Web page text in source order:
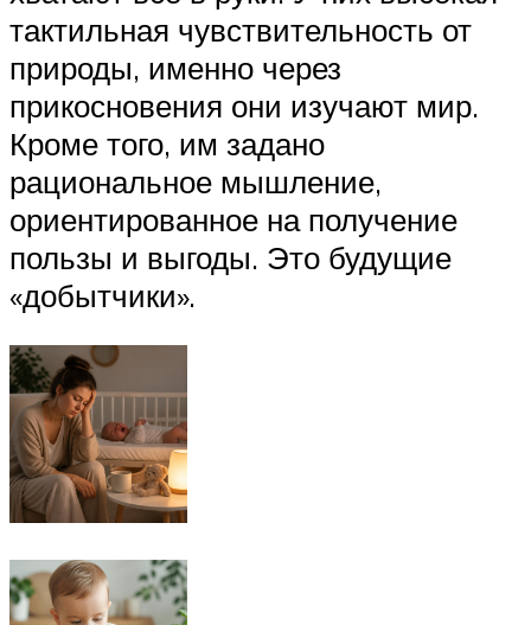
тактильная чувствительность от
природы, именно через
прикосновения они изучают мир.
Кроме того, им задано
рациональное мышление,
ориентированное на получение
пользы и выгоды. Это будущие
«добытчики».